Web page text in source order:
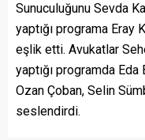
Sunuculuğunu Sevda
yaptığı programa
eşlik etti. Avukatlar
yaptığı programda
Ozan Çoban, Selin
seslendirdi.